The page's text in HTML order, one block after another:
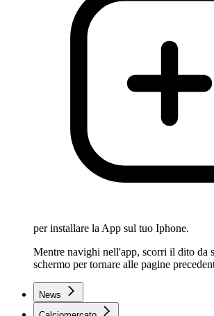
per installare la App sul tuo Iphone.
Mentre navighi nell'app, scorri il dito da
schermo per tornare alle pagine
News